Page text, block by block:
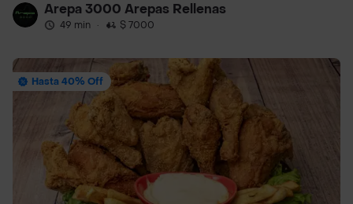
Arepa 3000 Arepas Rellenas
49 min · $ 7000
Hasta 40% Off